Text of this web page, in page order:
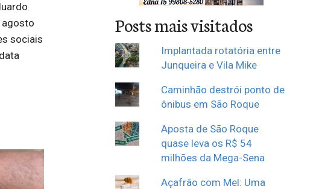
agosto
sociais
Posts mais visitados
Implantada rotatória entre
Junqueira e Vila Mike
Caminhão destrói ponto de
ônibus em São Roque
Aposta de São Roque
quase leva os R$ 54
milhões da Mega-Sena
Açafrão com Mel: Uma